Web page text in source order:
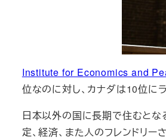
Institute for Economics and
位なのに対し、カナダは10位に
日本以外の国に長期で住むとな
定、経済、また人のフレンドリ